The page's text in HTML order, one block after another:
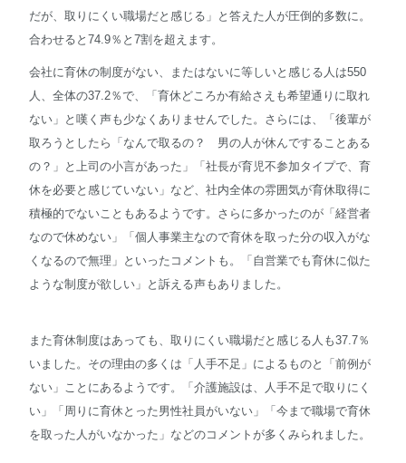
だが、取りにくい職場だと感じる」と答えた人が圧倒的多数に。
合わせると74.9％と7割を超えます。
会社に育休の制度がない、またはないに等しいと感じる人は550
人、全体の37.2％で、「育休どころか有給さえも希望通りに取れ
ない」と嘆く声も少なくありませんでした。さらには、「後輩が
取ろうとしたら「なんで取るの？ 男の人が休んですることある
の？」と上司の小言があった」「社長が育児不参加タイプで、育
休を必要と感じていない」など、社内全体の雰囲気が育休取得に
積極的でないこともあるようです。さらに多かったのが「経営者
なので休めない」「個人事業主なので育休を取った分の収入がな
くなるので無理」といったコメントも。「自営業でも育休に似た
ような制度が欲しい」と訴える声もありました。
また育休制度はあっても、取りにくい職場だと感じる人も37.7％
いました。その理由の多くは「人手不足」によるものと「前例が
ない」ことにあるようです。「介護施設は、人手不足で取りにく
い」「周りに育休とった男性社員がいない」「今まで職場で育休
を取った人がいなかった」などのコメントが多くみられました。